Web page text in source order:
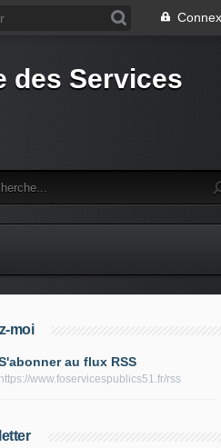
des Services
moi
au flux RSS
https://www.foservicespublics51.fr/rss